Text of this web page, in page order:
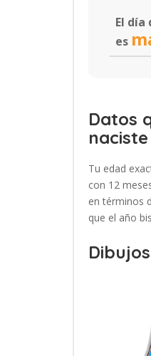
El día
es
Datos
naciste
Tu edad
con 12
en términos
que el año